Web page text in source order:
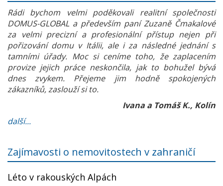
Rádi bychom velmi poděkovali realitní společnosti
DOMUS-GLOBAL a především paní Zuzaně Čmakalové
za velmi precizní a profesionální přístup nejen při
pořizování domu v Itálii, ale i za následné jednání s
tamními úřady. Moc si ceníme toho, že zaplacením
provize jejich práce neskončila, jak to bohužel bývá
dnes zvykem. Přejeme jim hodně spokojených
zákazníků, zaslouží si to.
Ivana a Tomáš K., Kolín
další...
Zajímavosti o nemovitostech v zahraničí
Léto v rakouských Alpách